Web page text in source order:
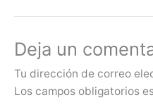
Deja un
Tu dirección de correo
Los campos obligatorios